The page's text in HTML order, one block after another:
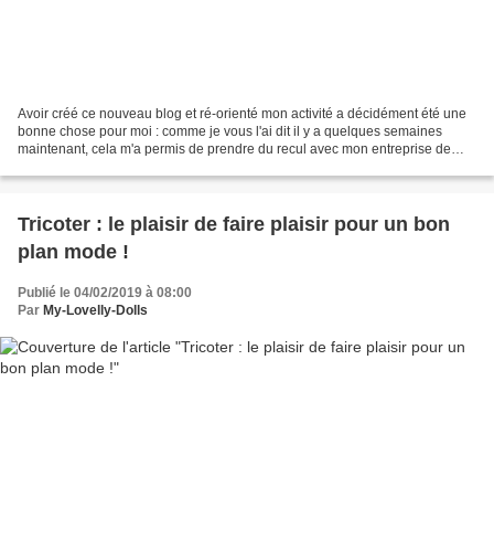
Avoir créé ce nouveau blog et ré-orienté mon activité a décidément été une
bonne chose pour moi : comme je vous l'ai dit il y a quelques semaines
maintenant, cela m'a permis de prendre du recul avec mon entreprise de
Tricoter : le plaisir de faire plaisir pour un bon
plan mode !
Publié le 04/02/2019 à 08:00
Par My-Lovelly-Dolls